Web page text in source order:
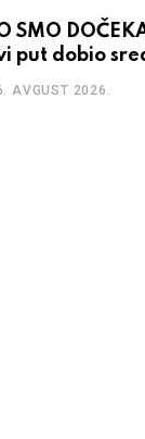
SMO
put dobio
AVGUST 2026.